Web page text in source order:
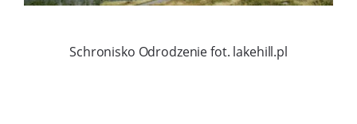
Schronisko Odrodzenie fot. lakehill.pl